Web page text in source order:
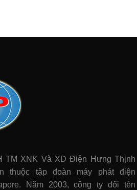
TM XNK Và XD Điện Hưng Thịnh
thuộc tập đoàn máy phát điện
Năm 2003, công ty đổi tên